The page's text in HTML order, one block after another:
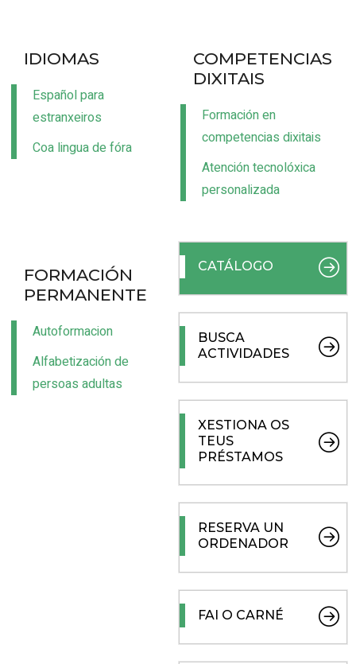
IDIOMAS
Español para
estranxeiros
Coa lingua de fóra
COMPETENCIAS
DIXITAIS
Formación en
competencias dixitais
Atención tecnolóxica
personalizada
FORMACIÓN
PERMANENTE
Autoformacion
Alfabetización de
persoas adultas
CATÁLOGO
BUSCA
ACTIVIDADES
XESTIONA OS
TEUS
PRÉSTAMOS
RESERVA UN
ORDENADOR
FAI O CARNÉ